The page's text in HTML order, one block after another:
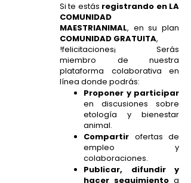
Si te estás registrando en LA
COMUNIDAD
MAESTRIANIMAL, en su plan
COMUNIDAD GRATUITA,
!felicitaciones¡ Serás
miembro de nuestra
plataforma colaborativa en
línea donde podrás:
Proponer y participar
en discusiones sobre
etología y bienestar
animal.
Compartir ofertas de
empleo y
colaboraciones.
Publicar, difundir y
hacer seguimiento a